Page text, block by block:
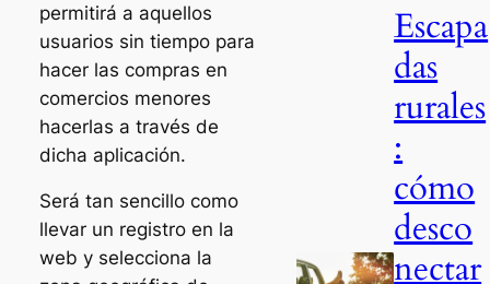
permitirá a aquellos
usuarios sin tiempo para
hacer las compras en
comercios menores
hacerlas a través de
dicha aplicación.
Será tan sencillo como
llevar un registro en la
web y selecciona la
Escapa
das
rurales
:
cómo
desco
nectar